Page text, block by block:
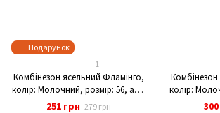
Подарунок
1
Комбінезон ясельний Фламінго,
колір: Молочний, розмір: 56, арт.
669-100
251 грн 279 грн
колір: